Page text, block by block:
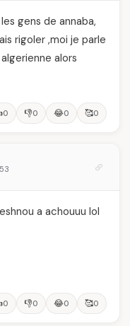
gens de annaba,
rigoler ,moi je parle
alors
0 👎0 😂0 🥰0
a achouuu lol
0 👎0 😂0 🥰0